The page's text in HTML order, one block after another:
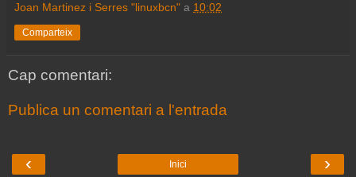
Joan Martinez i Serres "linuxbcn" a 10:02
Comparteix
Cap comentari:
Publica un comentari a l'entrada
‹ ›
Inici